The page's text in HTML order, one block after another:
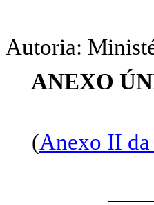
Autoria:
ANEXO
(Anexo II da